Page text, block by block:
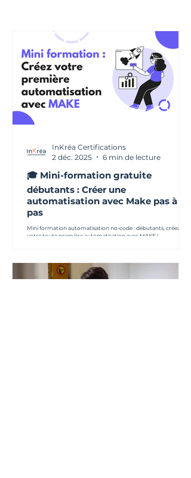
🎓 Mini-formation gratuite
débutants : Créer une
automatisation avec Make pas à
pas
Mini formation automatisation no-code : débutants, créez
votre toute première automatisation avec MAKE !
InKréa Certifications
2 déc. 2025
6 min de lecture